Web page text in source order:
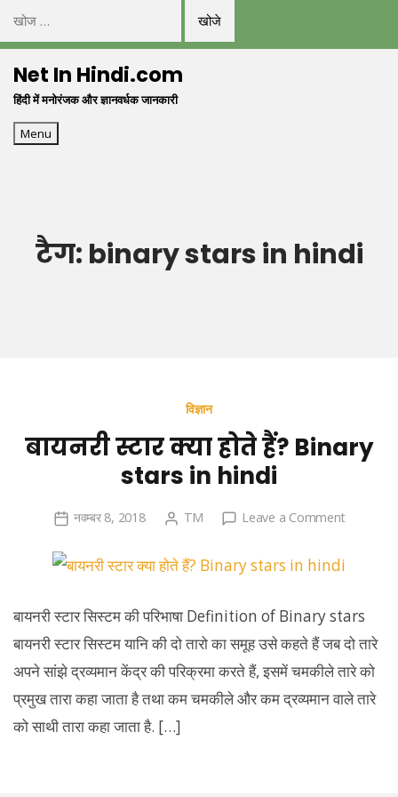
निम्न
को
खोजें:Net In Hindi.com
हिंदी में मनोरंजक और ज्ञानवर्धक जानकारी
Menu
टैग: binary stars in hindi
विज्ञान
बायनरी स्टार क्या होते हैं? Binary
stars in hindi
नवम्बर 8, 2018 TM Leave a Commenton
स्टार
हैं?
Binary
stars
in
बायनरी स्टार सिस्टम की परिभाषा Definition of Binary stars
बायनरी स्टार सिस्टम यानि की दो तारो का समूह उसे कहते हैं जब दो तारे
अपने सांझे द्रव्यमान केंद्र की परिक्रमा करते हैं, इसमें चमकीले तारे को
प्रमुख तारा कहा जाता है तथा कम चमकीले और कम द्रव्यमान वाले तारे
को साथी तारा कहा जाता है. […]